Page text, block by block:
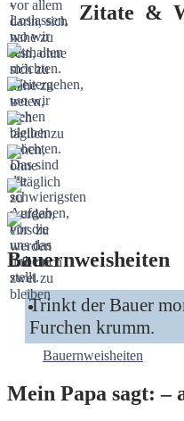
Zitate &
Bauernweisheiten
Trinkt der Bauer
Furchen krumm.
Bauernweisheiten
Mein Papa sagt: –